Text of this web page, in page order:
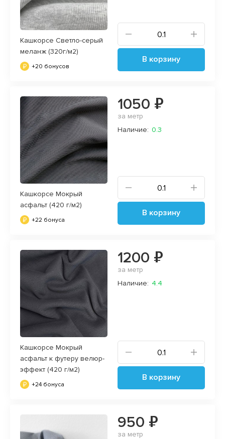
Кашкорсе Светло-серый
меланж (320г/м2)
+20 бонусов
В корзину
Кашкорсе Мокрый
асфальт (420 г/м2)
+22 бонуса
1050 ₽
за метр
Наличие: 0.3
В корзину
Кашкорсе Мокрый
асфальт к футеру велюр-
эффект (420 г/м2)
+24 бонуса
1200 ₽
за метр
Наличие: 4.4
В корзину
950 ₽
за метр